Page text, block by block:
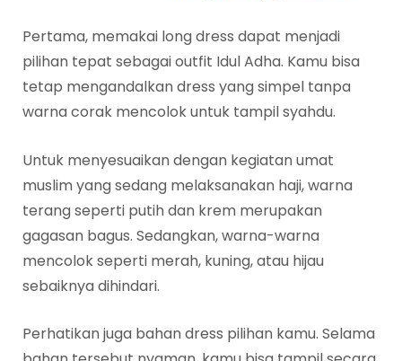
Pertama, memakai long dress dapat menjadi
pilihan tepat sebagai outfit Idul Adha. Kamu bisa
tetap mengandalkan dress yang simpel tanpa
warna corak mencolok untuk tampil syahdu.
Untuk menyesuaikan dengan kegiatan umat
muslim yang sedang melaksanakan haji, warna
terang seperti putih dan krem merupakan
gagasan bagus. Sedangkan, warna-warna
mencolok seperti merah, kuning, atau hijau
sebaiknya dihindari.
Perhatikan juga bahan dress pilihan kamu. Selama